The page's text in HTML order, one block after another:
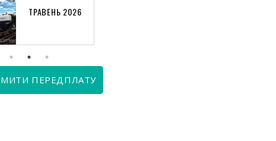
ТРАВЕНЬ 2026
ПЕРЕДПЛАТУ